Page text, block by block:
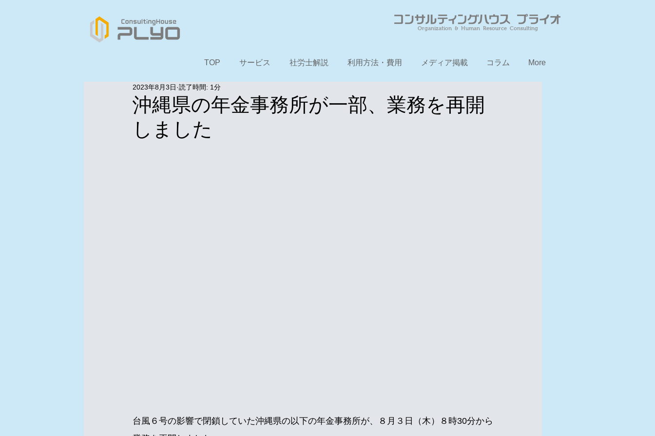
Organization & Human Resource Consulting
TOP サービス 社労士解説 利用方法・費用 メディア掲載 コラム More
沖縄県の年金事務所が一部、業務を再開
しました
2023年8月3日 読了時間: 1分
台風６号の影響で閉鎖していた沖縄県の以下の年金事務所が、８月３日（木）８時30分から